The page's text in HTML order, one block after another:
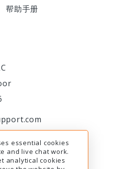
帮助手册
essential cookies
and live chat work.
analytical cookies